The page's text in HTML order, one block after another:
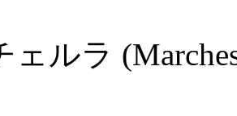
ェルラ